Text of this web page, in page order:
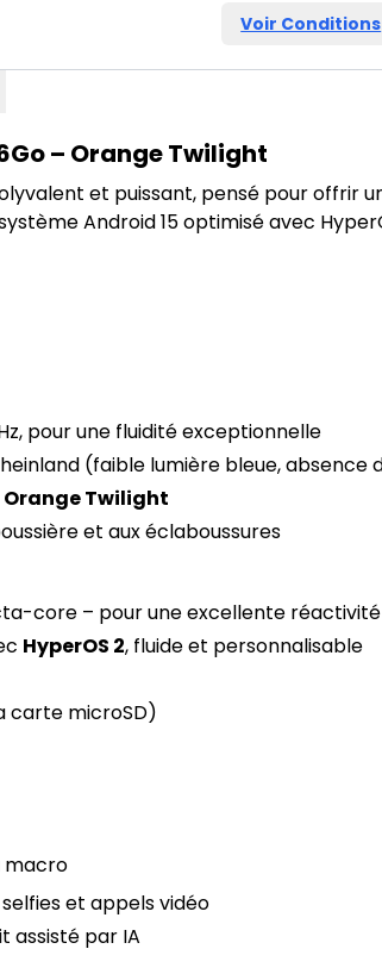
Voir Conditions
– Orange Twilight
et puissant, pensé pour offrir
Android 15 optimisé avec
Hz, pour une fluidité exceptionnelle
(faible lumière bleue,
Orange Twilight
et aux éclaboussures
core – pour une excellente réactivité
HyperOS 2, fluide et personnalisable
carte microSD)
macro
et appels vidéo
assisté par IA